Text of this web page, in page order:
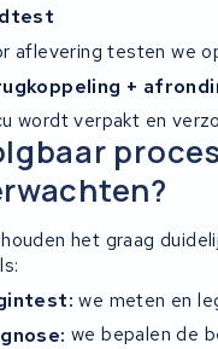
aflevering testen we
+
wordt verpakt en
het graag
we meten en
we bepalen de